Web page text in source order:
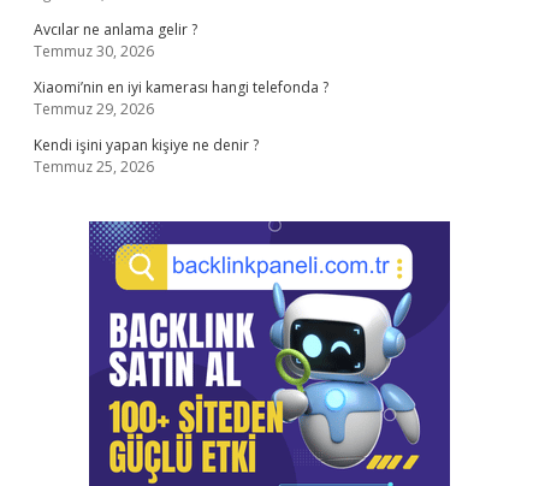
Avcılar ne anlama gelir ?
Temmuz 30, 2026
Xiaomi’nin en iyi kamerası hangi telefonda ?
Temmuz 29, 2026
Kendi işini yapan kişiye ne denir ?
Temmuz 25, 2026